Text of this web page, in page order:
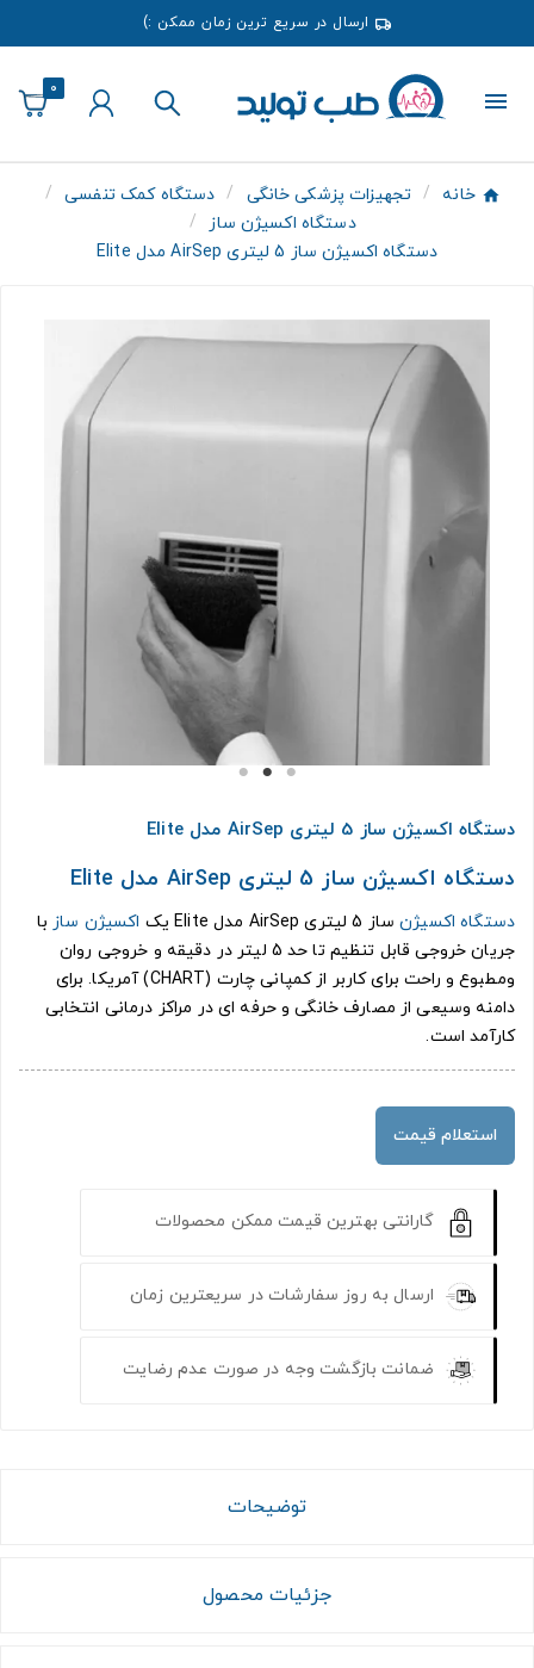
ارسال در سریع ترین زمان ممکن :)
0
خانه تجهیزات پزشکی خانگی
دستگاه کمک تنفسی
دستگاه اکسیژن ساز
دستگاه اکسیژن ساز 5 لیتری AirSep مدل Elite
دستگاه اکسیژن ساز 5 لیتری AirSep مدل Elite
دستگاه اکسیژن ساز 5 لیتری AirSep مدل Elite
دستگاه اکسیژنساز 5 لیتری AirSep مدل Elite یک اکسیژن ساز با
جریان خروجی قابل تنظیم تا حد 5 لیتر در دقیقه و خروجی روان
ومطبوع و راحت برای کاربر از کمپانی چارت (CHART) آمریکا. برای
دامنه وسیعی از مصارف خانگی و حرفه ای در مراکز درمانی انتخابی
کارآمد است.
استعلام قیمت
گارانتی بهترین قیمت ممکن محصولات
ارسال به روز سفارشات در سریعترین زمان
ضمانت بازگشت وجه در صورت عدم رضایت
توضیحات
جزئیات محصول